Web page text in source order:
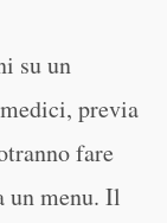
su un
previa
fare
un menu. Il